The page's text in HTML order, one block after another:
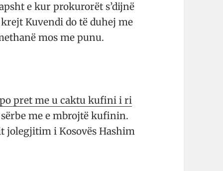
e kur prokurorët s’dijnë
Kuvendi do të duhej me
mos me punu.
pret me u caktu kufini i ri
me e mbrojtë kufinin.
jolegjitim i Kosovës Hashim